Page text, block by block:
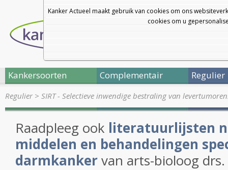
Kanker Actueel maakt gebruik van cookies om ons
cookies om u
Kankersoorten Complementair Regulier
Regulier> SIRT - Selectieve inwendige bestraling van
Raadpleeg ook literatuurlijsten
middelen en behandelingen
darmkankervan arts-bioloog